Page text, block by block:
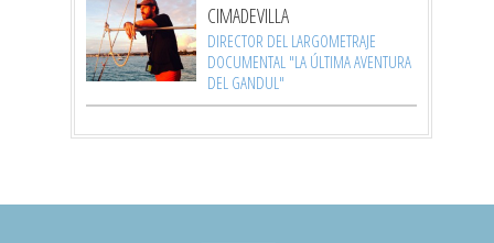
CIMADEVILLA
DIRECTOR DEL LARGOMETRAJE
DOCUMENTAL "LA ÚLTIMA AVENTURA
DEL GANDUL"